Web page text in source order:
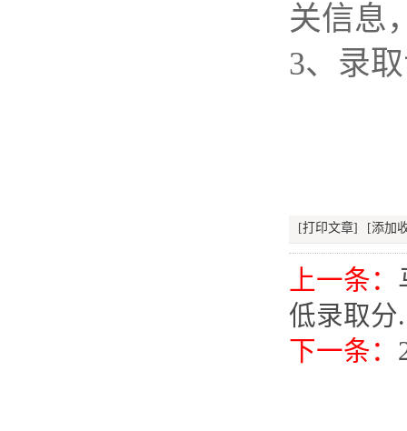
关信息
3、录
[打印文章] [添加
上一条：
低录取分
下一条：